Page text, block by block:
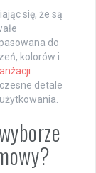
się, że są
do
kolorów i
detale